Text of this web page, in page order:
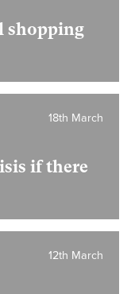
shopping
if there
18th March
12th March